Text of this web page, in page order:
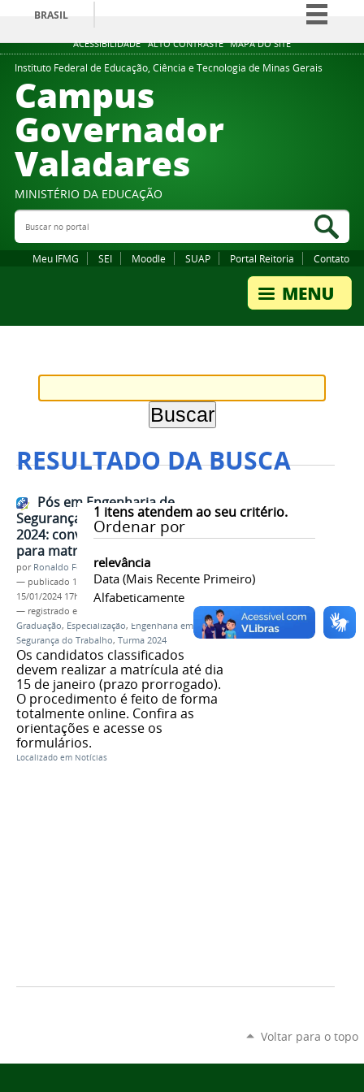
ACESSIBILIDADE ALTO CONTRASTE MAPA DO SITE
BRASIL
Simplifique!
Comunica BR
Instituto Federal de Educação, Ciência e Tecnologia de Minas Gerais
Campus
Governador
Valadares
MINISTÉRIO DA EDUCAÇÃO
Buscar no portal
Meu IFMG SEI Moodle SUAP Portal Reitoria Contato
RESULTADO DA BUSCA
1 itens atendem ao seu critério.
Ordenar por
relevância
Data (mais Recente Primeiro)
Alfabeticamente
Pós em Engenharia de
Segurança do Trabalho - Turma
2024: convocação e orientações
para matrícula
por Ronaldo Fernandes Roque
— publicado 10/01/2024 —última modificação
15/01/2024 17h03
— registrado em:
Graduação, Especialização, Engenharia em
Segurança do Trabalho, Turma 2024
Os candidatos classificados
devem realizar a matrícula até dia
15 de janeiro (prazo prorrogado).
O procedimento é feito de forma
totalmente online. Confira as
orientações e acesse os
formulários.
Localizado em Notícias
Voltar para o topo